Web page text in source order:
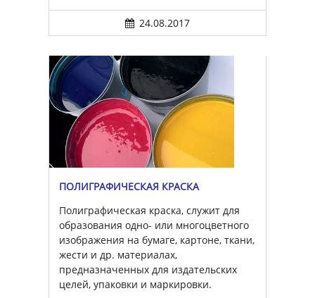
24.08.2017
ПОЛИГРАФИЧЕСКАЯ КРАСКА
Полиграфическая краска, служит для
образования одно- или многоцветного
изображения на бумаге, картоне, ткани,
жести и др. материалах,
предназначенных для издательских
целей, упаковки и маркировки.